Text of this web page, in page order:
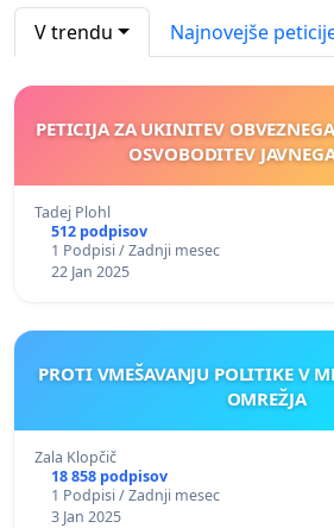
V trendu Najnovejše
PETICIJA ZA UKINITEV
OSVOBODITEV
Tadej Plohl
512 podpisov
1 Podpisi / Zadnji mesec
22 Jan 2025
PROTI VMEŠAVANJU POLITIKE V
OMREŽJA
Zala Klopčič
18 858 podpisov
1 Podpisi / Zadnji mesec
3 Jan 2025